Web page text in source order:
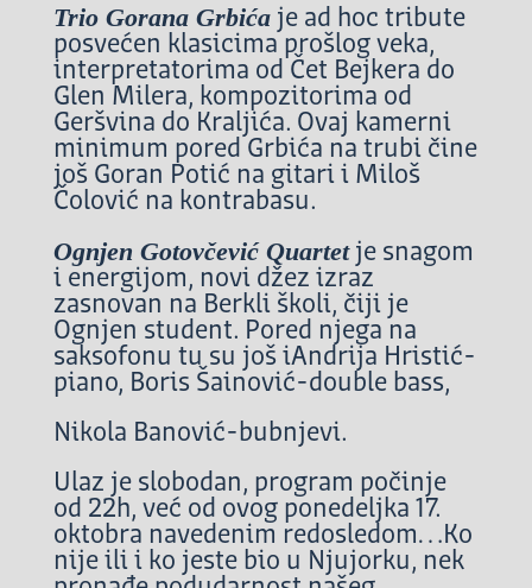
Trio Gorana Grbića je ad hoc tribute
posvećen klasicima prošlog veka,
interpretatorima od Čet Bejkera do
Glen Milera, kompozitorima od
Geršvina do Kraljića. Ovaj kamerni
minimum pored Grbića na trubi čine
još Goran Potić na gitari i Miloš
Čolović na kontrabasu.
Ognjen Gotovčević Quartet je snagom
i energijom, novi džez izraz
zasnovan na Berkli školi, čiji je
Ognjen student. Pored njega na
saksofonu tu su još iAndrija Hristić-
piano, Boris Šainović-double bass,
Nikola Banović-bubnjevi.
Ulaz je slobodan, program počinje
od 22h, već od ovog ponedeljka 17.
oktobra navedenim redosledom…Ko
nije ili i ko jeste bio u Njujorku, nek